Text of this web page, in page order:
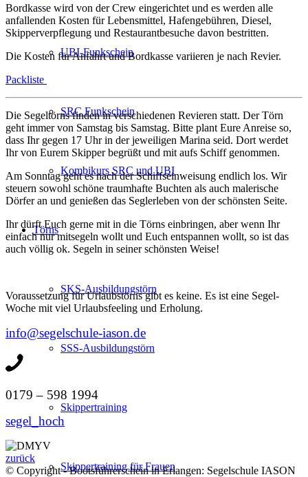
UBI-Funkschein
SRC Funkschein
Kombikurs SRC und UBI
Törns
SKS-Ausbildungstörn
SSS-Ausbildungstörn
Skippertraining
Skippertraining für Frauen
Bordkasse wird von der Crew eingerichtet und es werden alle
anfallenden Kosten für Lebensmittel, Hafengebühren, Diesel,
Skipperverpflegung und Restaurantbesuche davon bestritten.
Die Kosten für Anfahrt und Bordkasse variieren je nach Revier.
Packliste
Die Segeltörns finden in verschiedenen Revieren statt. Der Törn
geht immer von Samstag bis Samstag. Bitte plant Eure Anreise so,
dass Ihr gegen 17 Uhr in der jeweiligen Marina seid. Dort werdet
Ihr von Eurem Skipper begrüßt und mit aufs Schiff genommen.
Am Sonntag geht es nach der Schiffseinweisung endlich los. Wir
steuern sowohl schöne traumhafte Buchten als auch malerische
Dörfer an und genießen das Seglerleben von der schönsten Seite.
Ihr dürft Euch gerne mit in die Törns einbringen, aber wenn Ihr
einfach nur mitsegeln wollt und Euch entspannen wollt, so ist das
auch völlig ok. Segeln in seiner schönsten Weise!
Voraussetzung für Urlaubstörns gibt es keine. Es ist eine Segel-
Woche mit viel Urlaubsfeeling und Erholung.
info@segelschule-iason.de
0179 – 598 1994
segel_hoch
zurück
© Copyright - Bootsführerschein in Erlangen: Segelschule IASON